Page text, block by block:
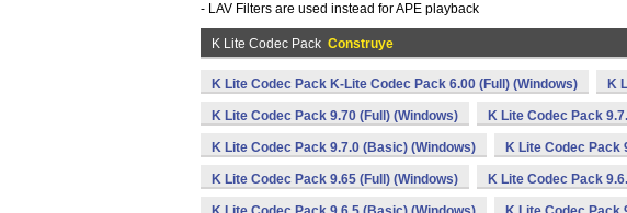
- LAV Filters are used instead for APE playback
K Lite Codec Pack Construye
K Lite Codec Pack K-Lite Codec Pack 6.00 (Full) (Windows) K
K Lite Codec Pack 9.70 (Full) (Windows) K Lite Codec Pack
K Lite Codec Pack 9.7.0 (Basic) (Windows) K Lite Codec Pack
K Lite Codec Pack 9.65 (Full) (Windows) K Lite Codec Pack